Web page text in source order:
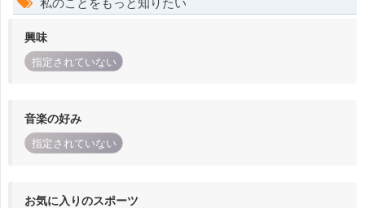
興味
指定されていない
音楽の好み
指定されていない
お気に入りのスポーツ